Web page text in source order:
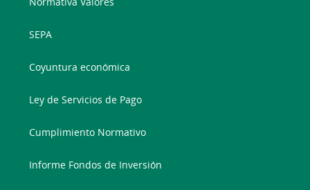
SEPA
Coyuntura económica
Ley de Servicios de Pago
Cumplimiento Normativo
Informe Fondos de Inversión